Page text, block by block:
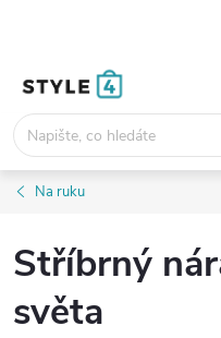
Na ruku
Stříbrný
světa